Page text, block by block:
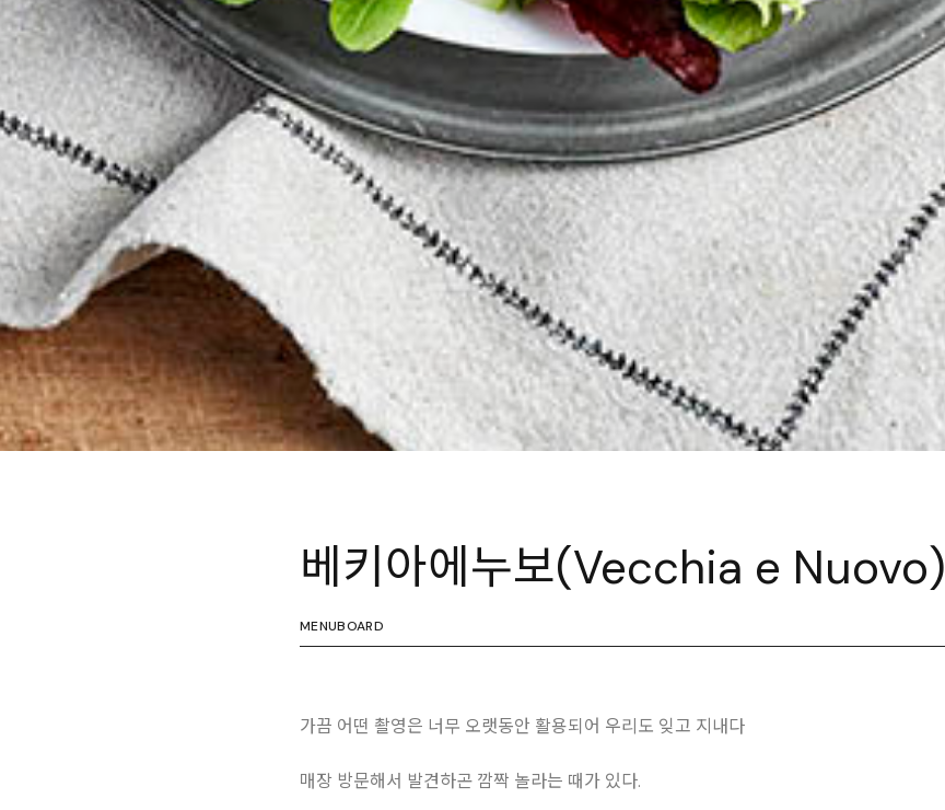
베키아에누보(Vecchia e Nuovo)
MENUBOARD
가끔 어떤 촬영은 너무 오랫동안 활용되어 우리도 잊고 지내다
매장 방문해서 발견하곤 깜짝 놀라는 때가 있다.